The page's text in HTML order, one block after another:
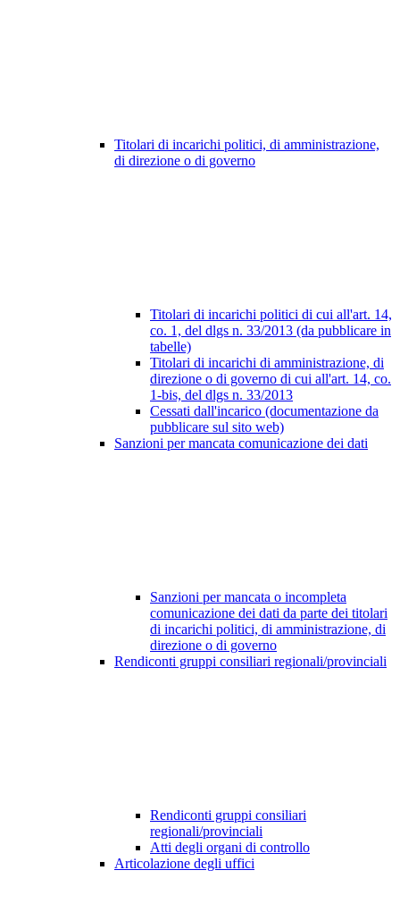
Titolari di incarichi politici, di amministrazione,
di direzione o di governo
Titolari di incarichi politici di cui all'art. 14,
co. 1, del dlgs n. 33/2013 (da pubblicare in
tabelle)
Titolari di incarichi di amministrazione, di
direzione o di governo di cui all'art. 14, co.
1-bis, del dlgs n. 33/2013
Cessati dall'incarico (documentazione da
pubblicare sul sito web)
Sanzioni per mancata comunicazione dei dati
Sanzioni per mancata o incompleta
comunicazione dei dati da parte dei titolari
di incarichi politici, di amministrazione, di
direzione o di governo
Rendiconti gruppi consiliari regionali/provinciali
Rendiconti gruppi consiliari
regionali/provinciali
Atti degli organi di controllo
Articolazione degli uffici